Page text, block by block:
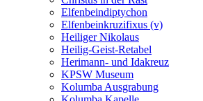
Elfenbeindiptychon
Elfenbeinkruzifixus (v)
Heiliger Nikolaus
Heilig-Geist-Retabel
Herimann- und Idakreuz
KPSW Museum
Kolumba Ausgrabung